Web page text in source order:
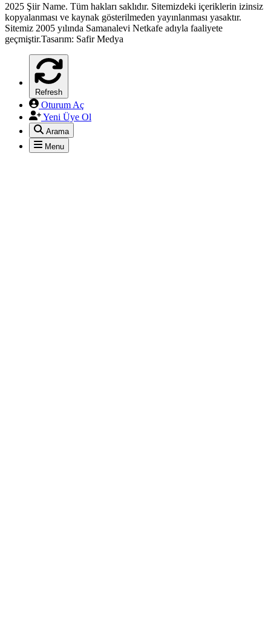
2025 Şiir Name. Tüm hakları saklıdır. Sitemizdeki içeriklerin izinsiz
kopyalanması ve kaynak gösterilmeden yayınlanması yasaktır.
Sitemiz 2005 yılında Samanalevi Netkafe adıyla faaliyete
geçmiştir.Tasarım: Safir Medya
Refresh
Oturum Aç
Yeni Üye Ol
Arama
Menu